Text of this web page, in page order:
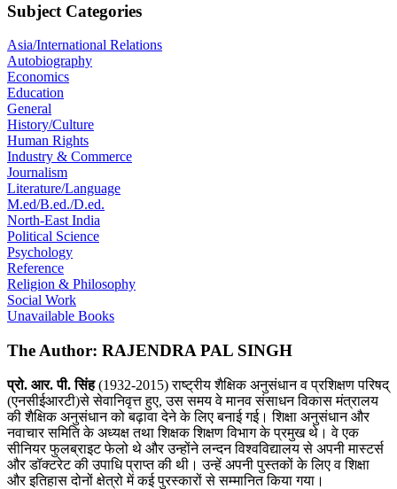
Subject Categories
Asia/International Relations
Autobiography
Economics
Education
General
History/Culture
Human Rights
Industry & Commerce
Journalism
Literature/Language
M.ed/B.ed./D.ed.
North-East India
Political Science
Psychology
Reference
Religion & Philosophy
Social Work
Unavailable Books
The Author: RAJENDRA PAL SINGH
प्रो. आर. पी. सिंह(1932-2015) राष्ट्रीय शैक्षिक अनुसंधान व प्रशिक्षण परिषद्
(एनसीईआरटी)से सेवानिवृत्त हुए, उस समय वे मानव संसाधन विकास मंत्रालय
की शैक्षिक अनुसंधान को बढ़ावा देने के लिए बनाई गई। शिक्षा अनुसंधान और
नवाचार समिति के अध्यक्ष तथा शिक्षक शिक्षण विभाग के प्रमुख थे। वे एक
सीनियर फुलब्राइट फेलो थे और उन्होंने लन्दन विश्वविद्यालय से अपनी मास्टर्स
और डॉक्टरेट की उपाधि प्राप्त की थी। उन्हें अपनी पुस्तकों के लिए व शिक्षा
और इतिहास दोनों क्षेत्रो में कई पुरस्कारों से सम्मानित किया गया।